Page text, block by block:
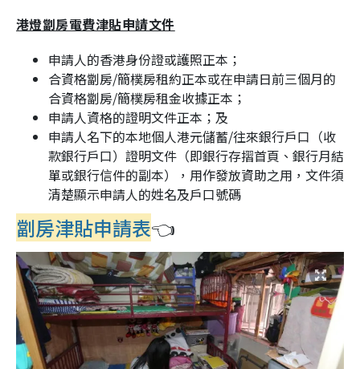
港燈劏房電費津貼申請文件
申請人的香港身份證或護照正本；
合資格劏房/簡樸房租約正本或在申請日前三個月的
合資格劏房/簡樸房租金收據正本；
申請人資格的證明文件正本；及
申請人名下的本地個人港元儲蓄/往來銀行戶口（收
款銀行戶口）證明文件（即銀行存摺首頁、銀行月結
單或銀行信件的副本），用作發放資助之用，文件須
清楚顯示申請人的姓名及戶口號碼
劏房津貼申請表👈